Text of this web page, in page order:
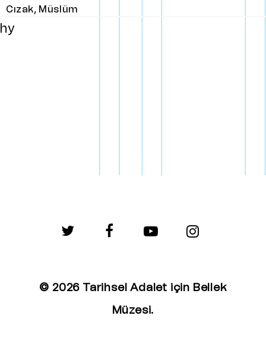
Cızak, Müslüm
hy
facebook
© 2026 Tarihsel Adalet için Bellek
Müzesi.